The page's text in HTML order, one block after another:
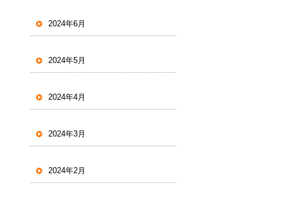
2024年6月
2024年5月
2024年4月
2024年3月
2024年2月